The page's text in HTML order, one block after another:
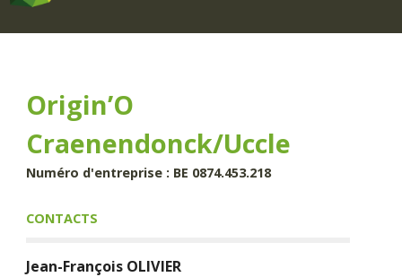
principalOrigin’O
Craenendonck/Uccle
Numéro d'entreprise : BE 0874.453.218
CONTACTS
Jean-François OLIVIER